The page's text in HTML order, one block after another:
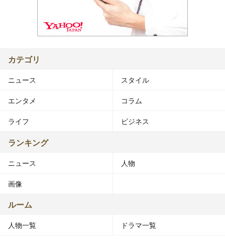
カテゴリ
ニュース スタイル
エンタメ コラム
ライフ ビジネス
ランキング
ニュース 人物
画像
ルーム
人物一覧 ドラマ一覧